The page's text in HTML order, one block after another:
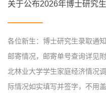
各位新生：博士研究生录取通
邮寄情况，邮寄单号查询详见
北林业大学学生家庭经济情况
际情况如实填写并签字，不用